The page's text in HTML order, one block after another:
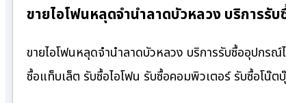
ขายไอโฟนหลุดจำนำลาดบัวหลวง บริการรั
ขายไอโฟนหลุดจำนำลาดบัวหลวง บริการรับซื้ออุปกร
ซื้อแท็บเล็ต รับซื้อไอโฟน รับซื้อคอมพิวเตอร์ รับซื้อโน๊ต